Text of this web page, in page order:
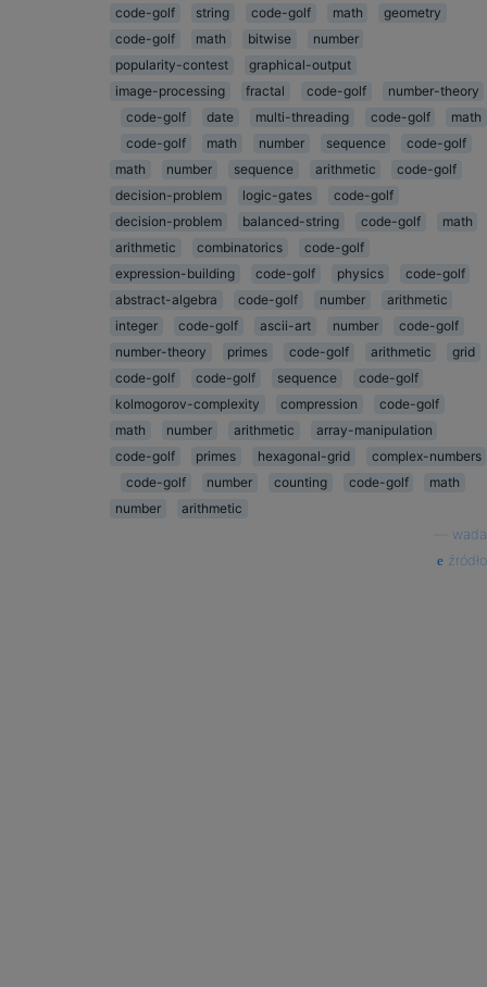
code-golf
string code-golf math
geometry
code-golf
math bitwise
number
popularity-contest
graphical-output
image-processing
fractal code-golf
number-theory
code-golf
date multi-threading code-golf
math
code-golf
math number sequence
code-golf
math
number sequence arithmetic
code-golf
decision-problem
logic-gates
code-golf
decision-problem
balanced-string code-golf
math
arithmetic
combinatorics
code-golf
expression-building
code-golf physics
code-golf
abstract-algebra
code-golf number
arithmetic
integer
code-golf ascii-art number
code-golf
number-theory
primes code-golf arithmetic
grid
code-golf
code-golf sequence
code-golf
kolmogorov-complexity
compression
code-golf
math
number arithmetic
array-manipulation
code-golf
primes hexagonal-grid
complex-numbers
code-golf
number counting code-golf
math
number
arithmetic
wada
źródło